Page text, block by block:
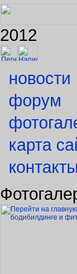
2012
новости
форум
карта
контакты